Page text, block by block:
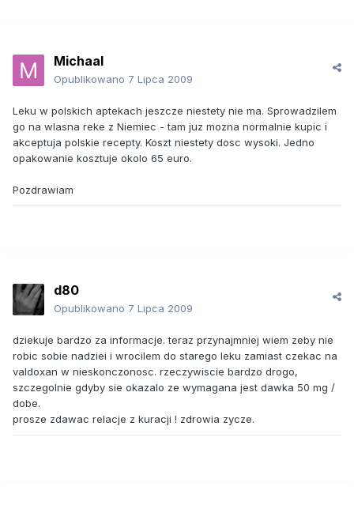
Michaal
Opublikowano 7 Lipca 2009
Leku w polskich aptekach jeszcze niestety nie ma. Sprowadzilem
go na wlasna reke z Niemiec - tam juz mozna normalnie kupic i
akceptuja polskie recepty. Koszt niestety dosc wysoki. Jedno
opakowanie kosztuje okolo 65 euro.
Pozdrawiam
d80
Opublikowano 7 Lipca 2009
dziekuje bardzo za informacje. teraz przynajmniej wiem zeby nie
robic sobie nadziei i wrocilem do starego leku zamiast czekac na
valdoxan w nieskonczonosc. rzeczywiscie bardzo drogo,
szczegolnie gdyby sie okazalo ze wymagana jest dawka 50 mg /
dobe.
prosze zdawac relacje z kuracji ! zdrowia zycze.